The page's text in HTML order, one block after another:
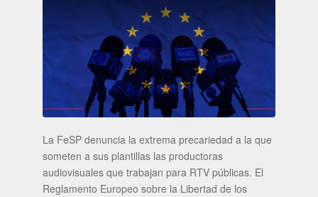
La FeSP denuncia la extrema precariedad a la que
someten a sus plantillas las productoras
audiovisuales que trabajan para RTV públicas. El
Reglamento Europeo sobre la Libertad de los